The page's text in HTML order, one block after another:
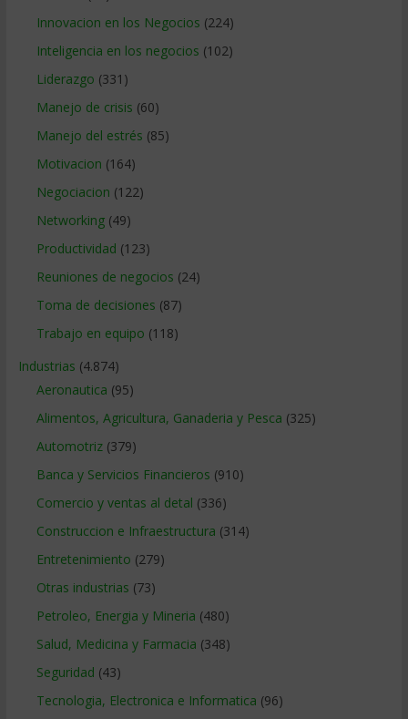
Innovacion en los Negocios (224)
Inteligencia en los negocios (102)
Liderazgo (331)
Manejo de crisis (60)
Manejo del estrés (85)
Motivacion (164)
Negociacion (122)
Networking(49)
Productividad (123)
Reuniones de negocios (24)
Toma de decisiones (87)
Trabajo en equipo (118)
Industrias (4.874)
Aeronautica (95)
Alimentos, Agricultura, Ganaderia y Pesca (325)
Automotriz(379)
Banca y Servicios Financieros (910)
Comercio y ventas al detal (336)
Construccion e Infraestructura (314)
Entretenimiento (279)
Otras industrias (73)
Petroleo, Energia y Mineria (480)
Salud, Medicina y Farmacia (348)
Seguridad (43)
Tecnologia, Electronica e Informatica (96)